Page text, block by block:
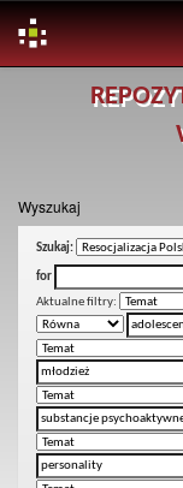
Wyszukaj
Szukaj:
for
Aktualne filtry: